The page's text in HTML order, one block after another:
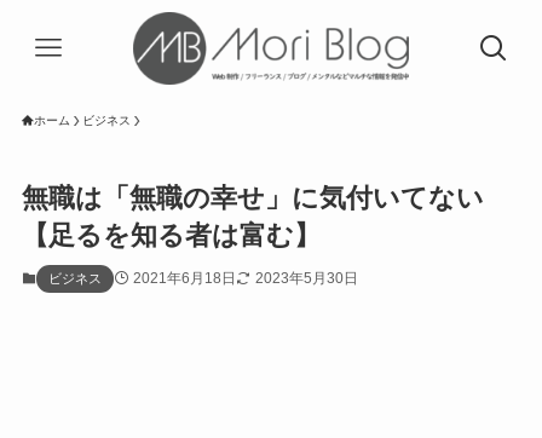
ホーム ビジネス
無職は「無職の幸せ」に気付いてない
【足るを知る者は富む】
ビジネス 2021年6月18日 2023年5月30日